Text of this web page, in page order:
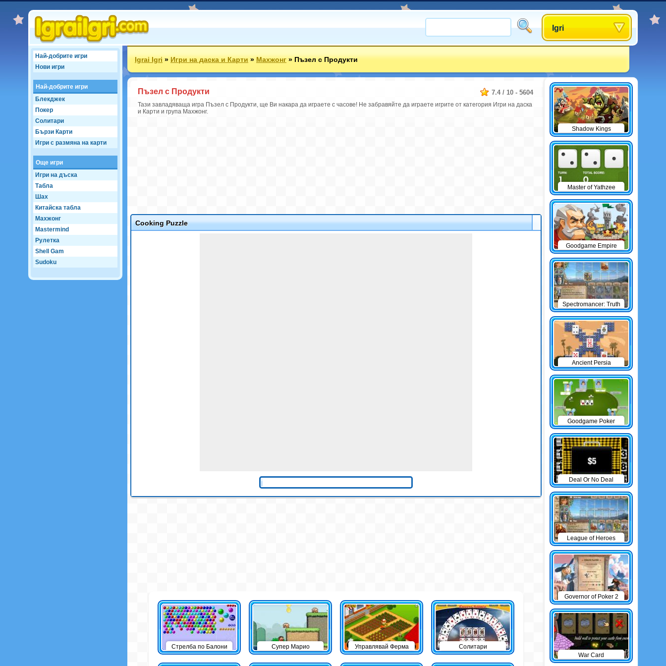
Igri
Най-добрите игри
Нови игри
Най-добрите игри
Блекджек
Покер
Солитари
Бързи Карти
Игри с размяна на карти
Още игри
Игри на дъска
Табла
Шах
Китайска табла
Махжонг
Mastermind
Рулетка
Shell Gam
Sudoku
Igrai Igri»Игри на даска и Карти»Махжонг»Пъзел с Продукти
7.4 / 10 - 5604
Пъзел с Продукти
Тази завладяваща игра Пъзел с Продукти, ще Ви накара да играете с часове! Не забравяйте да играете игрите от категория Игри на даска
и Карти и група Махжонг.
Cooking Puzzle
Стрелба по Балони Супер Марио Управлявай Ферма Солитари
Shadow Kings
Master of Yathzee
Goodgame Empire
Spectromancer: Truth
& Beauty
Ancient Persia
Solitaire
Goodgame Poker
Deal Or No Deal
League of Heroes
Governor of Poker 2
War Card